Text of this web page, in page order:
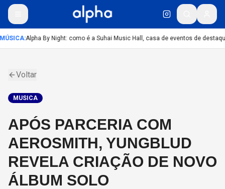
:Alpha By Night: como é a Suhai Music Hall, casa de eventos de
Voltar
MUSICA
APÓS PARCERIA COM
AEROSMITH, YUNGBLUD
REVELA CRIAÇÃO DE NOVO
ÁLBUM SOLO